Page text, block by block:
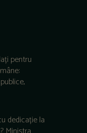
pentru
dedicație la